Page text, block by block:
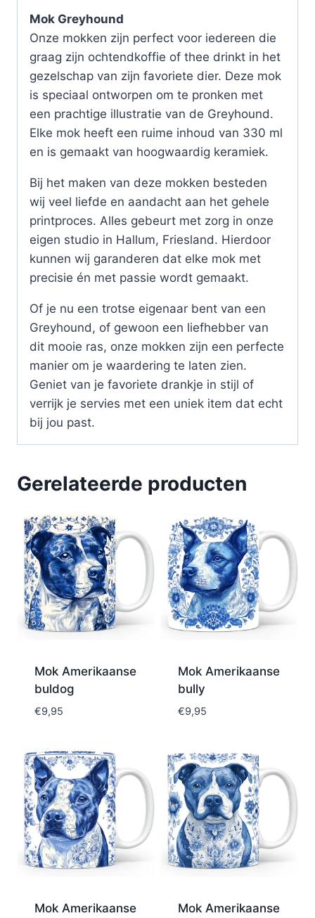
Mok Greyhound
Onze mokken zijn perfect voor iedereen die
graag zijn ochtendkoffie of thee drinkt in het
gezelschap van zijn favoriete dier. Deze mok
is speciaal ontworpen om te pronken met
een prachtige illustratie van de Greyhound.
Elke mok heeft een ruime inhoud van 330 ml
en is gemaakt van hoogwaardig keramiek.
Bij het maken van deze mokken besteden
wij veel liefde en aandacht aan het gehele
printproces. Alles gebeurt met zorg in onze
eigen studio in Hallum, Friesland. Hierdoor
kunnen wij garanderen dat elke mok met
precisie én met passie wordt gemaakt.
Of je nu een trotse eigenaar bent van een
Greyhound, of gewoon een liefhebber van
dit mooie ras, onze mokken zijn een perfecte
manier om je waardering te laten zien.
Geniet van je favoriete drankje in stijl of
verrijk je servies met een uniek item dat echt
bij jou past.
Gerelateerde producten
Mok Amerikaanse
buldog
€9,95
Mok Amerikaanse
bully
€9,95
Mok Amerikaanse
Mok Amerikaanse